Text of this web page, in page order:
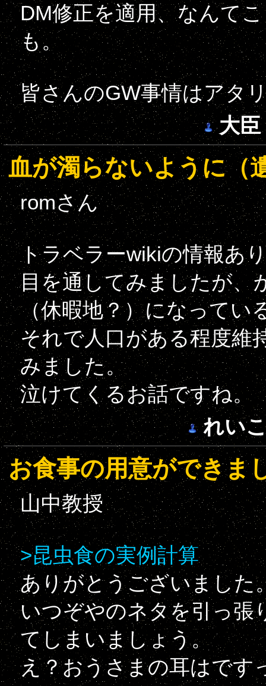
DM修正を適用、なんて
も。
皆さんのGW事情はアタ
大臣
血が濁らないように（
romさん
トラベラーwikiの情報あ
目を通してみましたが、
（休暇地？）になってい
それで人口がある程度維
みました。
泣けてくるお話ですね。
れい
お食事の用意ができま
山中教授
>昆虫食の実例計算
ありがとうございました
いつぞやのネタを引っ張
てしまいましょう。
え？おうさまの耳はです